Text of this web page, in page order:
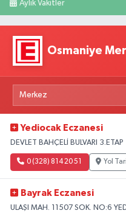
Aylık Vakitler
Osmaniye
Yediocak Eczanesi
DEVLET BAHÇELİ BULVARI 3.ETAP
0 (328) 814 20 51 Yol
Bayrak Eczanesi
ULAŞI MAH. 11507 SOK. NO:6